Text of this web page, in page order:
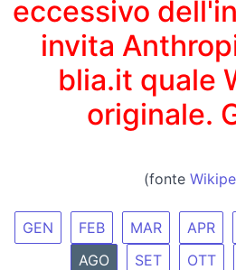
eccessivo
invita
blia.it quale
originale.
(fonte
GEN FEB MAR APR
AGO
SET OTT